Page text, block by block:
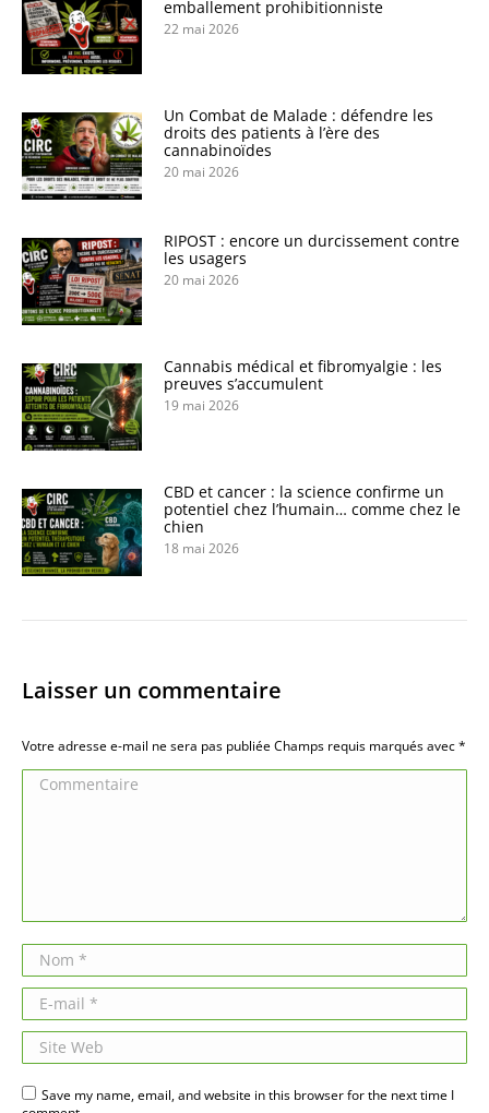
emballement prohibitionniste
22 mai 2026
Un Combat de Malade : défendre les
droits des patients à l’ère des
cannabinoïdes
20 mai 2026
RIPOST : encore un durcissement contre
les usagers
20 mai 2026
Cannabis médical et fibromyalgie : les
preuves s’accumulent
19 mai 2026
CBD et cancer : la science confirme un
potentiel chez l’humain… comme chez le
chien
18 mai 2026
Laisser un commentaire
Votre adresse e-mail ne sera pas publiée Champs requis marqués avec*
Commentaire
Nom *
E-mail *
Site Web
Save my name, email, and website in this browser for the next time I